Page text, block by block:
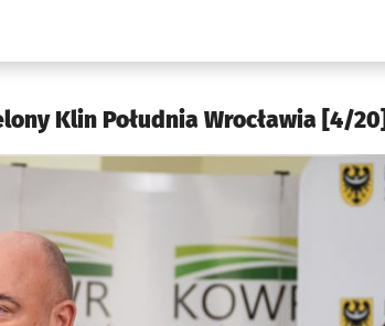
Wrocławiu
Klin Południa Wrocławia [4/20]